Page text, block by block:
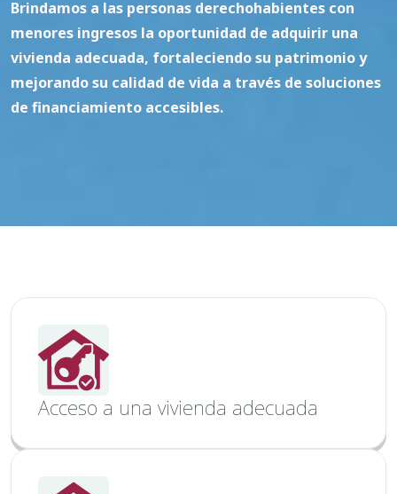
Brindamos a las personas derechohabientes con
menores ingresos la oportunidad de adquirir una
vivienda adecuada, fortaleciendo su patrimonio y
mejorando su calidad de vida a través de soluciones
de financiamiento accesibles.
Acceso a una vivienda adecuada